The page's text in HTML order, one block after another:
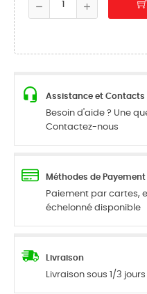
Assistance et Contacts
Besoin d'aide ? Une
Contactez-nous
Méthodes de Payement
Paiement par cartes,
échelonné disponible
Livraison
Livraison sous 1/3